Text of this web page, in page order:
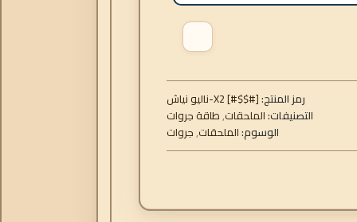
رمز المنتج:شاين ويلان-X2 [#$$#]
التصنيفات:الملحقات,طاقة جروات
الوسوم:الملحقات,جروات